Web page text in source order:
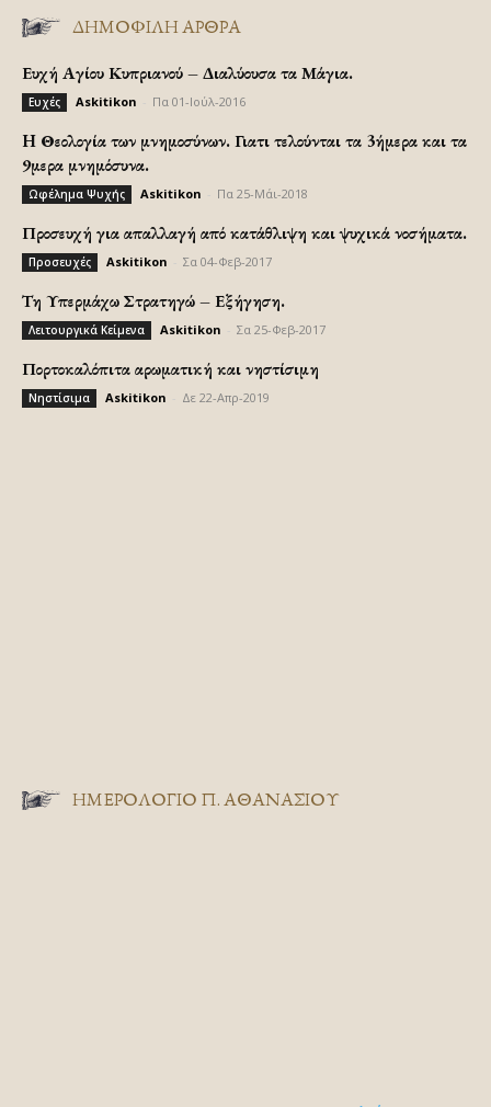
ΔΗΜΟΦΙΛΗ ΑΡΘΡΑ
Ευχή Αγίου Κυπριανού – Διαλύουσα τα Μάγια.
Ευχές Askitikon Πα 01-Ιούλ-2016
H Θεολογία των μνημοσύνων. Γιατι τελούνται τα 3ήμερα και τα
9μερα μνημόσυνα.
Ωφέλημα Ψυχής Askitikon Πα 25-Μάι-2018
Προσευχή για απαλλαγή από κατάθλιψη και ψυχικά νοσήματα.
Προσευχές Askitikon Σα 04-Φεβ-2017
Τη Υπερμάχω Στρατηγώ – Εξήγηση.
Λειτουργικά Κείμενα Askitikon Σα 25-Φεβ-2017
Πορτοκαλόπιτα αρωματική και νηστίσιμη
Νηστίσιμα Askitikon Δε 22-Απρ-2019
ΗΜΕΡΟΛΟΓΙΟ Π. ΑΘΑΝΑΣΙΟΥ